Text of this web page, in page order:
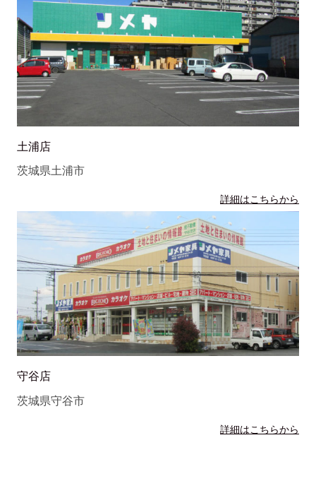
土浦店
茨城県土浦市
詳細はこちらから
守谷店
茨城県守谷市
詳細はこちらから